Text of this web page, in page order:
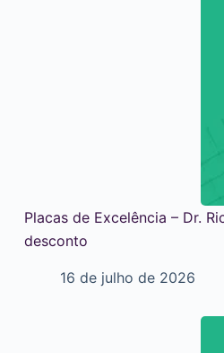
Placas de Excelência – Dr.
desconto
16 de julho de 2026